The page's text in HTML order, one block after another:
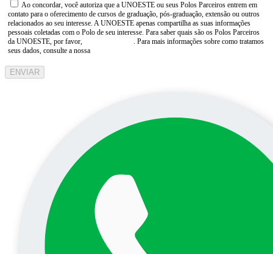
Ao concordar, você autoriza que a UNOESTE ou seus Polos Parceiros entrem em
contato para o oferecimento de cursos de graduação, pós-graduação, extensão ou outros
relacionados ao seu interesse. A UNOESTE apenas compartilha as suas informações
pessoais coletadas com o Polo de seu interesse. Para saber quais são os Polos Parceiros
da UNOESTE, por favor,
. Para mais informações sobre como tratamos
seus dados, consulte a nossa
ENVIAR